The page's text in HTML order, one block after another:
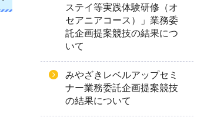
ステイ等実践体験研修（オ
セアニアコース）」業務委
託企画提案競技の結果につ
いて
みやざきレベルアップセミ
ナー業務委託企画提案競技
の結果について